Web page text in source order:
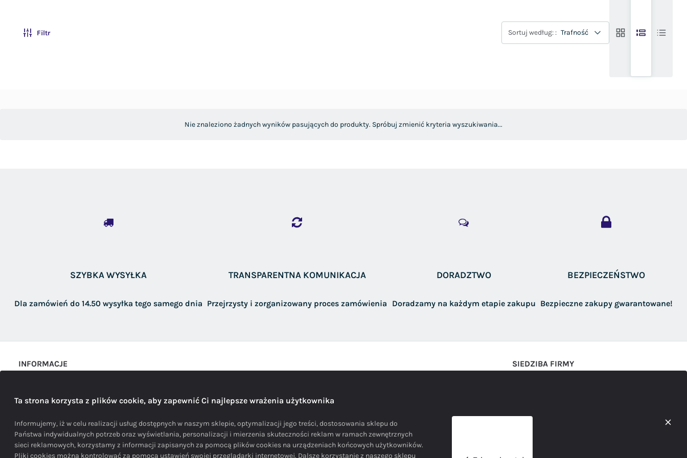
Filtr Sortuj według: : Trafność
Nie znaleziono żadnych wyników pasujących do produkty. Spróbuj zmienić kryteria wyszukiwania...
SZYBKA WYSYŁKA
Dla zamówień do 14.50 wysyłka tego samego dnia
TRANSPARENTNA KOMUNIKACJA
Przejrzysty i zorganizowany proces zamówienia
DORADZTWO
Doradzamy na każdym etapie zakupu
BEZPIECZEŃSTWO
Bezpieczne zakupy gwarantowane!
INFORMACJE
Polityka prywatności
SIEDZIBA FIRMY
62-100 Wągrowiec
Ta strona korzysta z plików cookie, aby zapewnić Ci najlepsze wrażenia użytkownika
Informujemy, iż w celu realizacji usług dostępnych w naszym sklepie, optymalizacji jego treści, dostosowania sklepu do
Państwa indywidualnych potrzeb oraz wyświetlania, personalizacji i mierzenia skuteczności reklam w ramach zewnętrznych
sieci reklamowych, korzystamy z informacji zapisanych za pomocą plików cookies na urządzeniach końcowych użytkowników.
Pliki cookies można kontrolować za pomocą ustawień swojej przeglądarki internetowej. Dalsze korzystanie z naszego sklepu